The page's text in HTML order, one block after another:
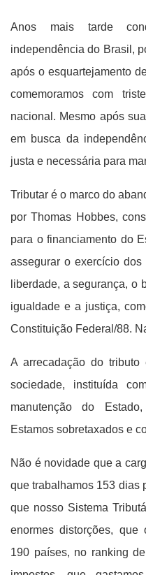
Anos mais tarde
independência do Brasil,
após o esquartejamento
comemoramos com
nacional. Mesmo após
em busca da
justa e necessária para
Tributar é o marco do
por Thomas Hobbes,
para o financiamento do
assegurar o exercício
liberdade, a segurança, o
igualdade e a justiça,
Constituição Federal/88.
A arrecadação do
sociedade, instituída
manutenção do
Estamos sobretaxados e
Não é novidade que a
que trabalhamos 153 dias
que nosso Sistema
enormes distorções, que
190 países, no ranking